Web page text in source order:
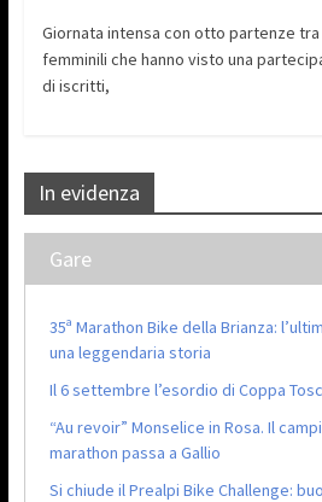
Giornata intensa con otto partenze
femminili che hanno visto una
di iscritti,
In evidenza
Gare
35ª Marathon Bike della Brianza:
una leggendaria storia
Il 6 settembre l’esordio di Coppa
“Au revoir” Monselice in Rosa. Il
marathon passa a Gallio
Si chiude il Prealpi Bike Challenge: